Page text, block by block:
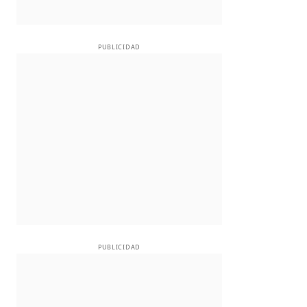
PUBLICIDAD
PUBLICIDAD